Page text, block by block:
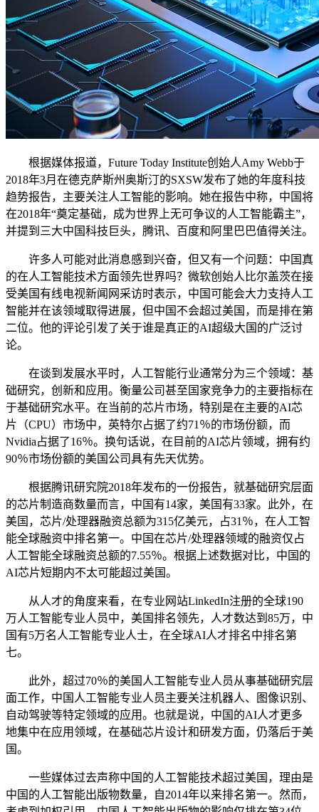
根据媒体报道，Future Today Institute创始人Amy Webb于
2018年3月在德克萨斯州奥斯汀的SXSW发布了她的年度科技
趋势报告，主要关注人工智能的影响。她在报告中称，中国将
在2018年“奠定基础，成为世界上无可争议的人工智能霸主”，
并提到三大中国科技巨头，腾讯、百度和阿里巴巴值得关注。
许多人可能对此消息感到兴奋，但又有一个问题：中国真
的在人工智能技术方面领先世界吗？微软创始人比尔盖茨在接
受美国有线电视新闻网采访时表示，中国可能会大力支持人工
智能并在该领域取得进展，但中国不会超过美国，而是排在第
二位。他的评论引发了关于谁是真正的AI超级大国的广泛讨
论。
在谈到发展水平时，人工智能行业通常分为三个领域：基
础研究，创新和应用。衡量公司甚至国家竞争力的主要指标在
于基础研究水平。在当前的芯片市场，特别是在主要的AI芯
片（CPU）市场中，英特尔占据了约71％的市场份额，而
Nvidia占据了16％。换句话说，在目前的AI芯片领域，拥有约
90％市场份额的美国公司具有先天优势。
根据腾讯研究院2018年发布的一份报告，就基础研究层面
的芯片制造商数量而言，中国有14家，美国有33家。此外，在
美国，芯片/处理器融资总额为315亿美元，占31％，在人工智
能全球融资中排名第一。中国在芯片/处理器领域的融资仅占
人工智能全球融资总额的7.55％。根据上述数据对比，中国的
AI芯片短期内不太可能超过美国。
从人才的角度来看，在专业网站LinkedIn注册的全球190
万人工智能专业人员中，美国排名领先，人才数达到85万，中
国有5万名人工智能专业人士，在全球AI人才排名中排名第
七。
此外，超过70％的美国人工智能专业人员从事基础研究层
面工作，中国人工智能专业人员主要关注机器人、图像识别、
自动驾驶等特定领域的应用。也就是说，中国的AI人才更多
地集中在应用领域，在基础芯片设计和研发方面，仍落后于美
国。
一些媒体过去声称中国的人工智能技术超过美国，理由是
中国的人工智能出版物数量，自2014年以来排名第一。然而，